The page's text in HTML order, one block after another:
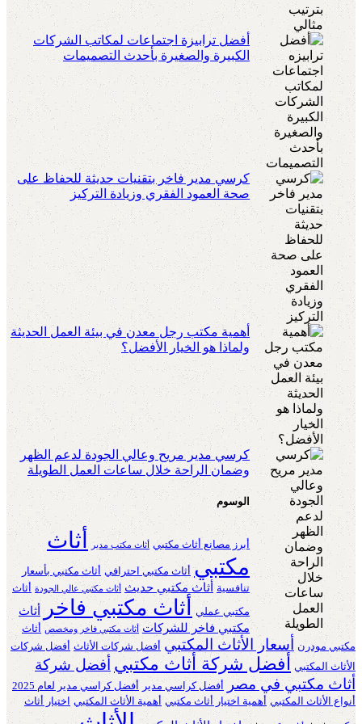
أفضل ترابيزة اجتماعات لمكاتب الشركات
الكبيرة والصغيرة بأحدث التصميمات
كرسي مدير فاخر بتقنيات حديثة للحفاظ على
صحة العمود الفقري وزيادة التركيز
أهمية مكتب رجل معدن في بيئة العمل الحديثة
ولماذا هو الخيار الأفضل؟
كرسي مدير مريح وعالي الجودة لدعم الظهر
وضمان الراحة خلال ساعات العمل الطويلة
الوسوم
أبرز مصانع أثاث مكتبي أثاث مكتب مدير
أثاث
مكتبي أثاث مكتبي احترافي أثاث مكتبي بأسعار
تنافسية أثاث مكتبي حديث أثاث مكتبي عالي الجودة أثاث
مكتبي عملي أثاث مكتبي فاخر أثاث
مكتبي فاخر للشركات
أثاث مكتبي فاخر ومخصص أثاث
مكتبي مودرن أسعار الأثاث المكتبي أفضل شركات الأثاث أفضل شركات
الأثاث المكتبي أفضل شركة أثاث مكتبي أفضل شركة
أثاث مكتبي في مصر
أفضل كراسي مدير
أفضل كراسي مدير لعام 2025
أنواع الأثاث المكتبي أهمية اختيار أثاث مكتبي أهمية الأثاث المكتبي اختيار أثاث